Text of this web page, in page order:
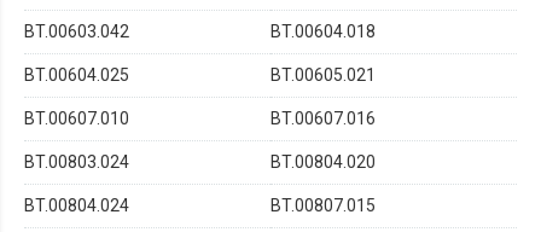
BT.00603.042 BT.00604.018
BT.00604.025 BT.00605.021
BT.00607.010 BT.00607.016
BT.00803.024 BT.00804.020
BT.00804.024 BT.00807.015